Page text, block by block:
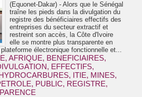
(Equonet-Dakar) - Alors que le Sénégal
traîne les pieds dans la divulgation du
registre des bénéficiaires effectifs des
entreprises du secteur extractif et
restreint son accès, la Côte d'Ivoire
elle se montre plus transparente en
électronique fonctionnelle et...
, AFRIQUE, BENEFICIAIRES,
, EFFECTIFS,
, ITIE, MINES,
, PUBLIC, REGISTRE,